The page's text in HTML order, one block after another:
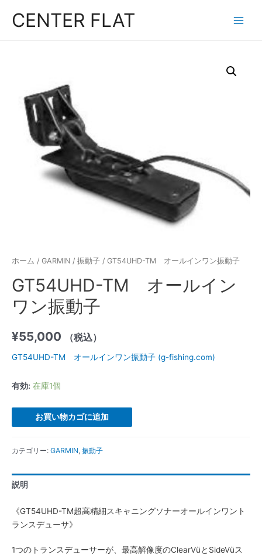
CENTER FLAT
ホーム / GARMIN / 振動子 / GT54UHD-TM オールインワン振動子
GT54UHD-TM オールイン
ワン振動子
¥55,000 （税込）
GT54UHD-TM オールインワン振動子 (g-fishing.com)
有効: 在庫1個
お買い物カゴに追加
カテゴリー: GARMIN, 振動子
説明
《GT54UHD-TM超高精細スキャニングソナーオールインワント
ランスデューサ》
1つのトランスデューサーが、最高解像度のClearVüとSideVüス